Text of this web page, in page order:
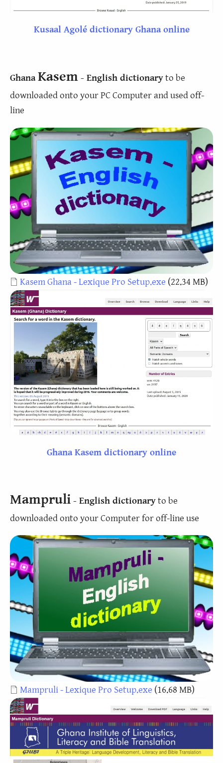
Kusaal Agolé dictionary Ghana online
GhanaKasem - English dictionaryto be
downloaded onto your PC Computer and used off-
line
Document
Kasem Ghana - Lexique Pro Setup.exe (22.34 MB)
Ghana Kasem dictionary online
Mampruli - English dictionaryto be
downloaded onto your Computer for off-line use
Document
Mampruli - Lexique Pro Setup.exe (16.68 MB)